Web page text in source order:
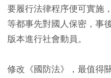
要履行法律程序便可實施
等都事先對國人保密，事
版本進行社會動員。
修改《國防法》，最值得